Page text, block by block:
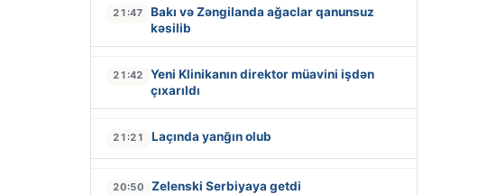
21:47
Bakı və Zəngilanda ağaclar qanunsuz
kəsilib
21:42
Yeni Klinikanın direktor müavini işdən
çıxarıldı
21:21 Laçında yanğın olub
20:50 Zelenski Serbiyaya getdi